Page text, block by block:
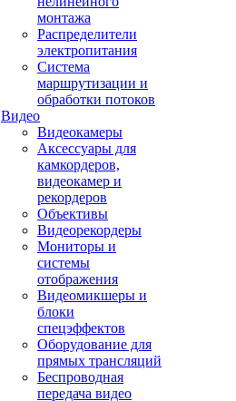
монтажа
Распределители
электропитания
Система
маршрутизации и
обработки потоков
Видео
Видеокамеры
Аксессуары для
камкордеров,
видеокамер и
рекордеров
Объективы
Видеорекордеры
Мониторы и
системы
отображения
Видеомикшеры и
блоки
спецэффектов
Оборудование для
прямых трансляций
Беспроводная
передача видео